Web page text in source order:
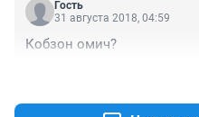
Гость
31 августа 2018, 04:59
Кобзон омич?